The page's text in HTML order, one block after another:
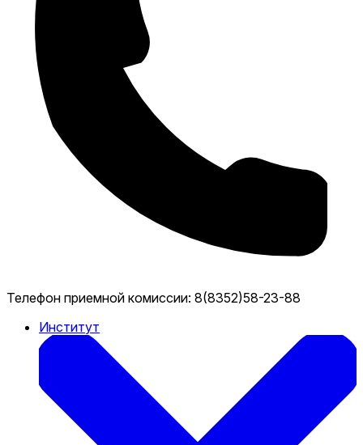
Телефон приемной комиссии: 8(8352)58-23-88
Институт